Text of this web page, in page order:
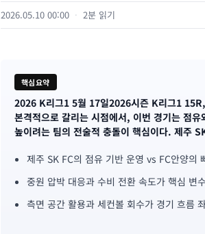
2026.05.10 00:00 2분 읽기
핵심요약
기
사
핵
심
2026 K리그1 5월 17일2026시즌 K리그1
본격적으로 갈리는 시점에서, 이번 경기는 점
높이려는 팀의 전술적 충돌이 핵심이다. 제주
제주 SK FC의 점유 기반 운영 vs FC안양의
중원 압박 대응과 수비 전환 속도가 핵심 변수
측면 공간 활용과 세컨볼 회수가 경기 흐름